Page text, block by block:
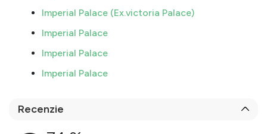
Imperial Palace (Ex.victoria Palace)
Imperial Palace
Imperial Palace
Imperial Palace
Recenzie